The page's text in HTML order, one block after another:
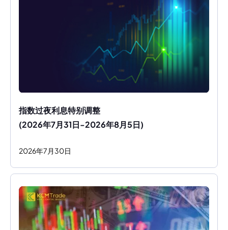
指数过夜利息特别调整
(2026年7月31日-2026年8月5日)
2026年7 月 30日